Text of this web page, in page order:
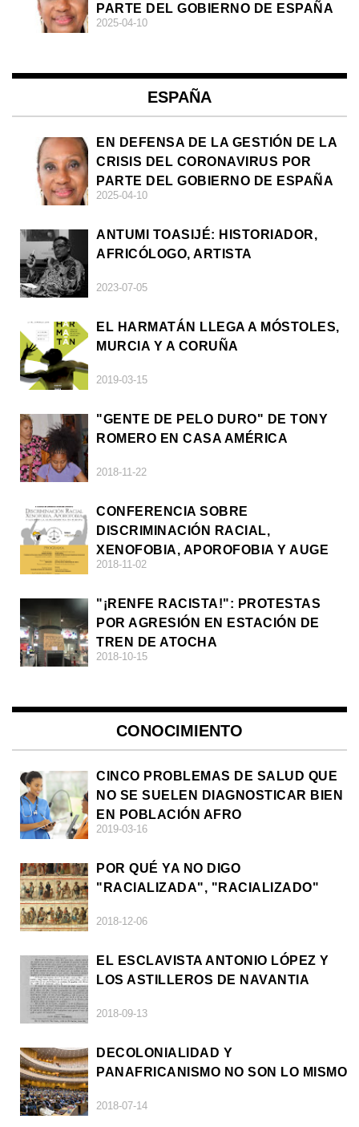
PARTE DEL GOBIERNO DE ESPAÑA
2025-04-10
ESPAÑA
EN DEFENSA DE LA GESTIÓN DE LA
CRISIS DEL CORONAVIRUS POR
PARTE DEL GOBIERNO DE ESPAÑA
2025-04-10
ANTUMI TOASIJÉ: HISTORIADOR,
AFRICÓLOGO, ARTISTA
2023-07-05
EL HARMATÁN LLEGA A MÓSTOLES,
MURCIA Y A CORUÑA
2019-03-15
"GENTE DE PELO DURO" DE TONY
ROMERO EN CASA AMÉRICA
2018-11-22
CONFERENCIA SOBRE
DISCRIMINACIÓN RACIAL,
XENOFOBIA, APOROFOBIA Y AUGE
DE LA ULTRADERECHA EN EUROPA
2018-11-02
"¡RENFE RACISTA!": PROTESTAS
POR AGRESIÓN EN ESTACIÓN DE
TREN DE ATOCHA
2018-10-15
CONOCIMIENTO
CINCO PROBLEMAS DE SALUD QUE
NO SE SUELEN DIAGNOSTICAR BIEN
EN POBLACIÓN AFRO
2019-03-16
POR QUÉ YA NO DIGO
"RACIALIZADA", "RACIALIZADO"
2018-12-06
EL ESCLAVISTA ANTONIO LÓPEZ Y
LOS ASTILLEROS DE NAVANTIA
2018-09-13
DECOLONIALIDAD Y
PANAFRICANISMO NO SON LO MISMO
2018-07-14